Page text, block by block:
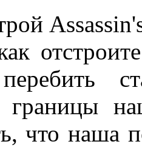
границы
что наша